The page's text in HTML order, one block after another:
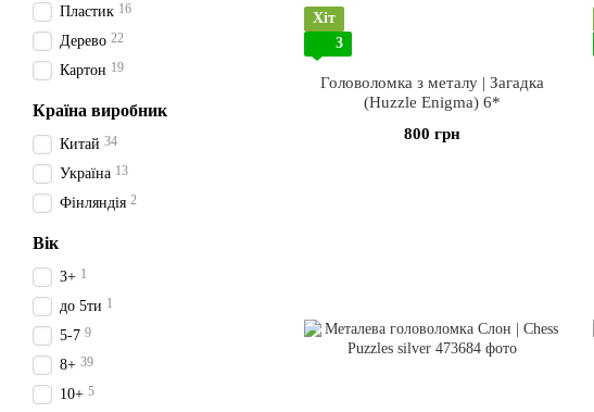
Хіт
3
Головоломка з металу | Загадка
(Huzzle Enigma) 6*
800 грн
Пластик 16
Дерево 22
Картон 19
Країна виробник
Китай 34
Україна 13
Фінляндія 2
Вік
3+ 1
до 5ти 1
5-7 9
8+ 39
10+ 5